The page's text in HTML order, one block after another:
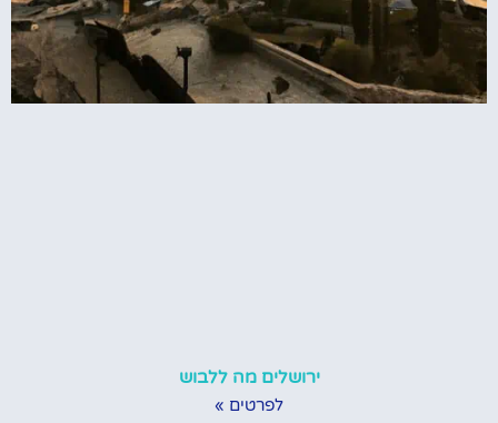
ירושלים מה ללבוש
לפרטים »